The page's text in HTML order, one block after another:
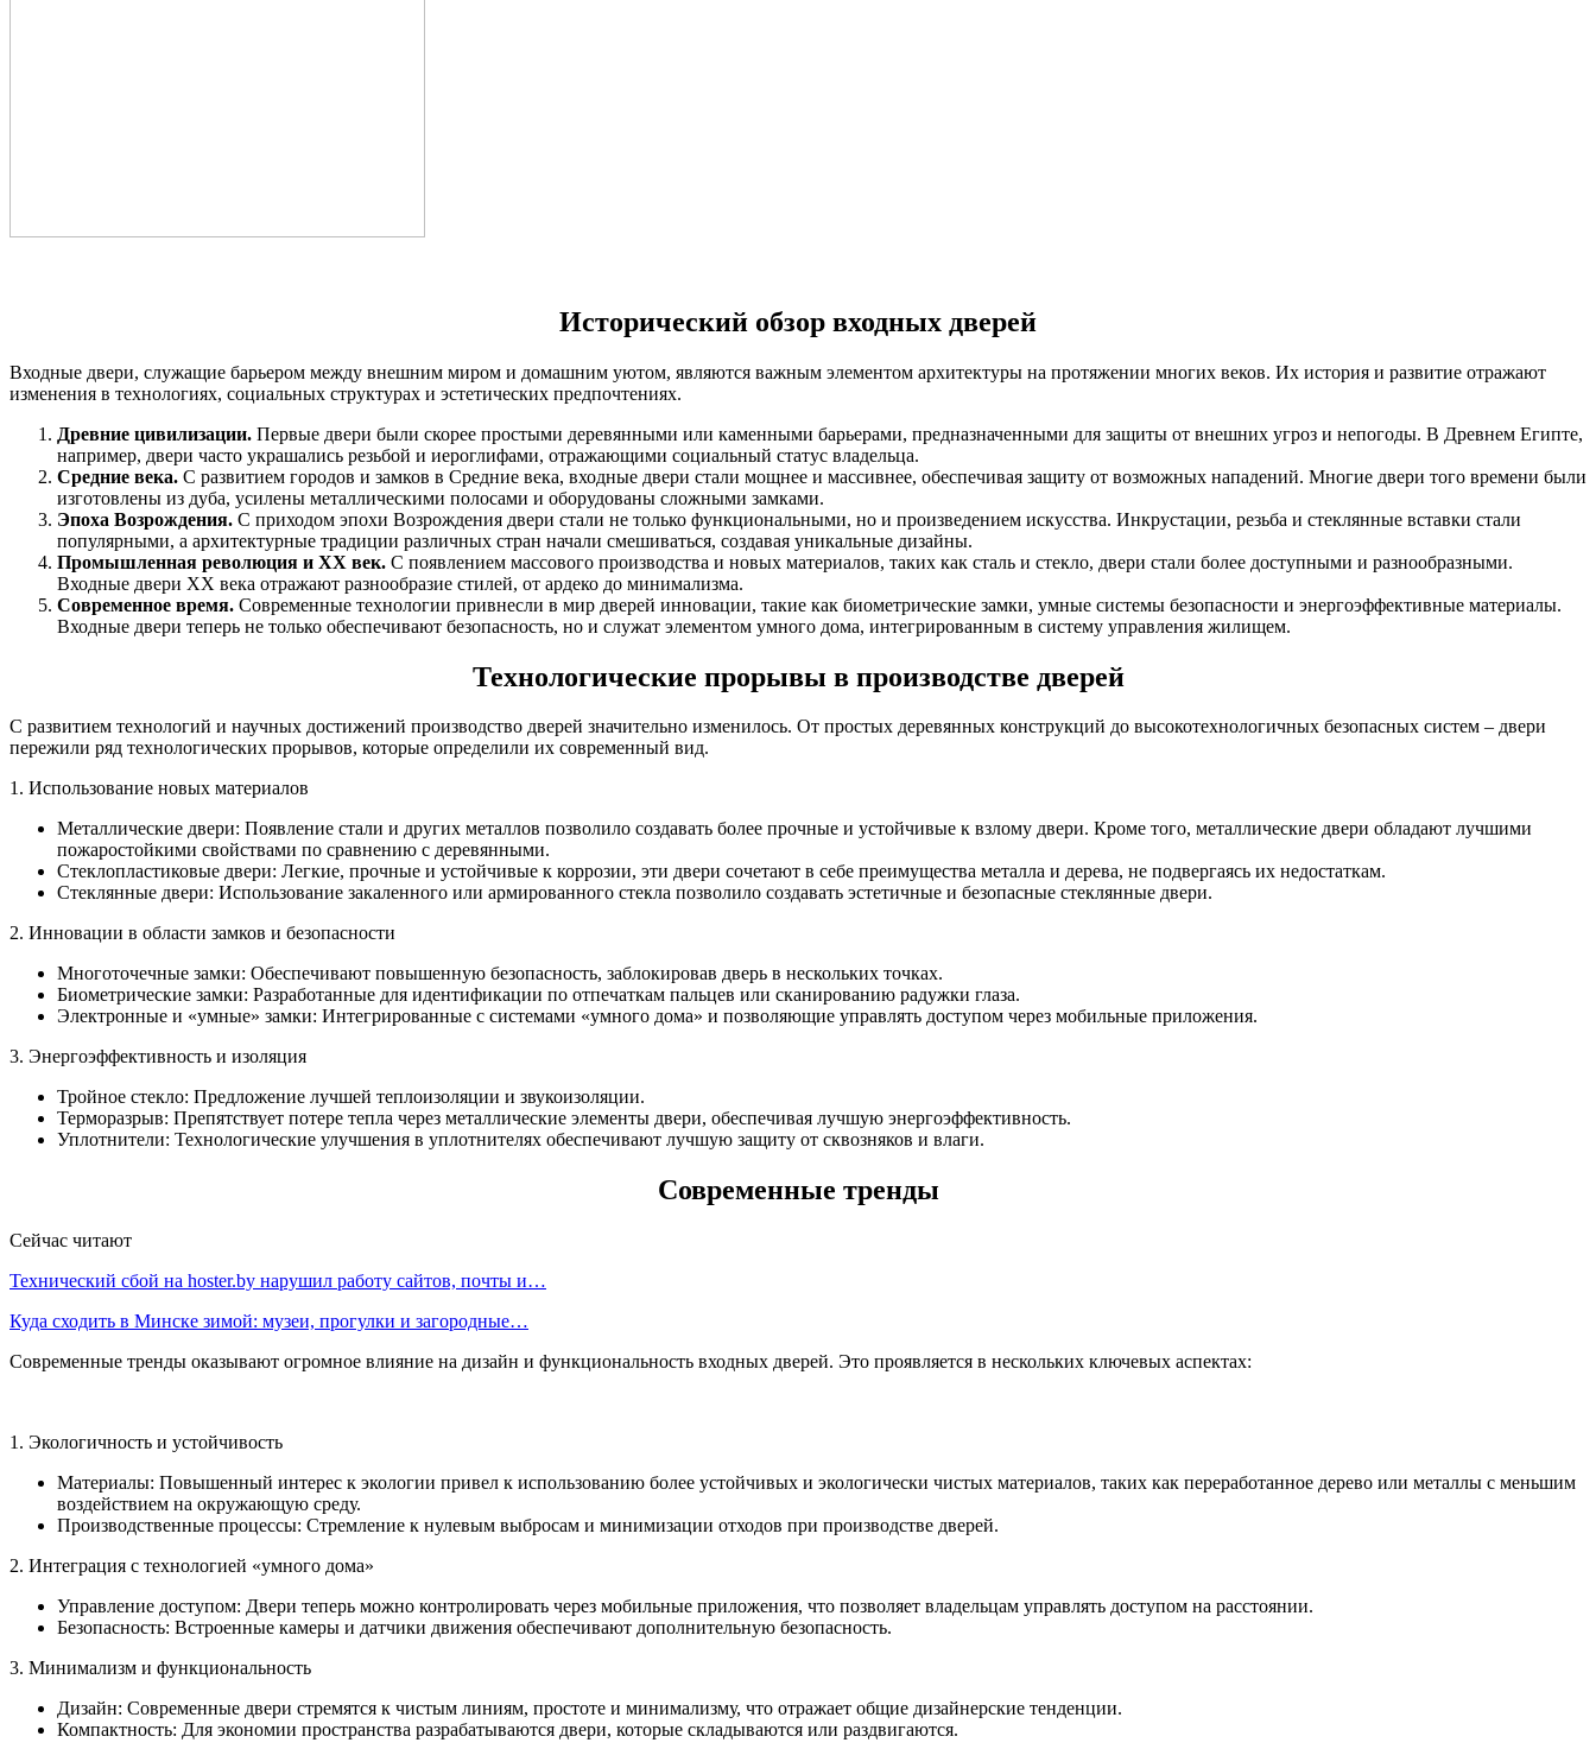
Исторический обзор входных дверей
Входные двери, служащие барьером между внешним миром и домашним уютом, являются важным элементом архитектуры на протяжении многих веков. Их история и развитие отражают
изменения в технологиях, социальных структурах и эстетических предпочтениях.
Древние цивилизации. Первые двери были скорее простыми деревянными или каменными барьерами, предназначенными для защиты от внешних угроз и непогоды. В Древнем Египте,
например, двери часто украшались резьбой и иероглифами, отражающими социальный статус владельца.
Средние века. С развитием городов и замков в Средние века, входные двери стали мощнее и массивнее, обеспечивая защиту от возможных нападений. Многие двери того времени были
изготовлены из дуба, усилены металлическими полосами и оборудованы сложными замками.
Эпоха Возрождения. С приходом эпохи Возрождения двери стали не только функциональными, но и произведением искусства. Инкрустации, резьба и стеклянные вставки стали
популярными, а архитектурные традиции различных стран начали смешиваться, создавая уникальные дизайны.
Промышленная революция и XX век. С появлением массового производства и новых материалов, таких как сталь и стекло, двери стали более доступными и разнообразными.
Входные двери XX века отражают разнообразие стилей, от ардеко до минимализма.
Современное время. Современные технологии привнесли в мир дверей инновации, такие как биометрические замки, умные системы безопасности и энергоэффективные материалы.
Входные двери теперь не только обеспечивают безопасность, но и служат элементом умного дома, интегрированным в систему управления жилищем.
Технологические прорывы в производстве дверей
С развитием технологий и научных достижений производство дверей значительно изменилось. От простых деревянных конструкций до высокотехнологичных безопасных систем – двери
пережили ряд технологических прорывов, которые определили их современный вид.
1. Использование новых материалов
Металлические двери: Появление стали и других металлов позволило создавать более прочные и устойчивые к взлому двери. Кроме того, металлические двери обладают лучшими
пожаростойкими свойствами по сравнению с деревянными.
Стеклопластиковые двери: Легкие, прочные и устойчивые к коррозии, эти двери сочетают в себе преимущества металла и дерева, не подвергаясь их недостаткам.
Стеклянные двери: Использование закаленного или армированного стекла позволило создавать эстетичные и безопасные стеклянные двери.
2. Инновации в области замков и безопасности
Многоточечные замки: Обеспечивают повышенную безопасность, заблокировав дверь в нескольких точках.
Биометрические замки: Разработанные для идентификации по отпечаткам пальцев или сканированию радужки глаза.
Электронные и «умные» замки: Интегрированные с системами «умного дома» и позволяющие управлять доступом через мобильные приложения.
3. Энергоэффективность и изоляция
Тройное стекло: Предложение лучшей теплоизоляции и звукоизоляции.
Терморазрыв: Препятствует потере тепла через металлические элементы двери, обеспечивая лучшую энергоэффективность.
Уплотнители: Технологические улучшения в уплотнителях обеспечивают лучшую защиту от сквозняков и влаги.
Современные тренды
Сейчас читают
Технический сбой на hoster.by нарушил работу сайтов, почты и…
Куда сходить в Минске зимой: музеи, прогулки и загородные…
Современные тренды оказывают огромное влияние на дизайн и функциональность входных дверей. Это проявляется в нескольких ключевых аспектах:
1. Экологичность и устойчивость
Материалы: Повышенный интерес к экологии привел к использованию более устойчивых и экологически чистых материалов, таких как переработанное дерево или металлы с меньшим
воздействием на окружающую среду.
Производственные процессы: Стремление к нулевым выбросам и минимизации отходов при производстве дверей.
2. Интеграция с технологией «умного дома»
Управление доступом: Двери теперь можно контролировать через мобильные приложения, что позволяет владельцам управлять доступом на расстоянии.
Безопасность: Встроенные камеры и датчики движения обеспечивают дополнительную безопасность.
3. Минимализм и функциональность
Дизайн: Современные двери стремятся к чистым линиям, простоте и минимализму, что отражает общие дизайнерские тенденции.
Компактность: Для экономии пространства разрабатываются двери, которые складываются или раздвигаются.